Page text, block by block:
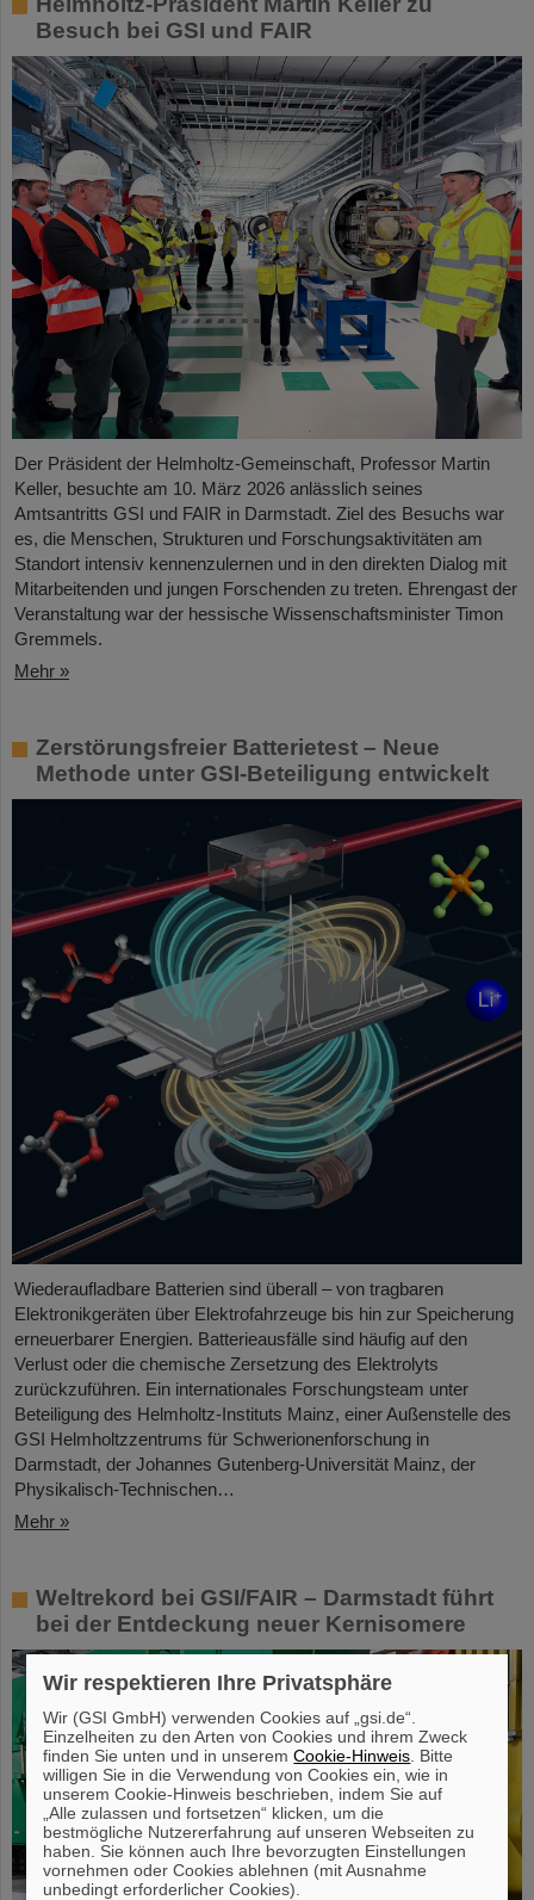
Besuch bei GSI und FAIR
Der Präsident der Helmholtz-Gemeinschaft, Professor Martin
Keller, besuchte am 10. März 2026 anlässlich seines
Amtsantritts GSI und FAIR in Darmstadt. Ziel des Besuchs war
es, die Menschen, Strukturen und Forschungsaktivitäten am
Standort intensiv kennenzulernen und in den direkten Dialog mit
Mitarbeitenden und jungen Forschenden zu treten. Ehrengast der
Veranstaltung war der hessische Wissenschaftsminister Timon
Gremmels.
Mehr »
Zerstörungsfreier Batterietest – Neue
Methode unter GSI-Beteiligung entwickelt
Wiederaufladbare Batterien sind überall – von tragbaren
Elektronikgeräten über Elektrofahrzeuge bis hin zur Speicherung
erneuerbarer Energien. Batterieausfälle sind häufig auf den
Verlust oder die chemische Zersetzung des Elektrolyts
zurückzuführen. Ein internationales Forschungsteam unter
Beteiligung des Helmholtz-Instituts Mainz, einer Außenstelle des
GSI Helmholtzzentrums für Schwerionenforschung in
Darmstadt, der Johannes Gutenberg-Universität Mainz, der
Physikalisch-Technischen…
Mehr »
Weltrekord bei GSI/FAIR – Darmstadt führt
bei der Entdeckung neuer Kernisomere
Wir respektieren Ihre Privatsphäre
Wir (GSI GmbH) verwenden Cookies auf „gsi.de“.
Einzelheiten zu den Arten von Cookies und ihrem Zweck
finden Sie unten und in unseremCookie-Hinweis . Bitte
willigen Sie in die Verwendung von Cookies ein, wie in
unserem Cookie-Hinweis beschrieben, indem Sie auf
„Alle zulassen und fortsetzen“ klicken, um die
bestmögliche Nutzererfahrung auf unseren Webseiten zu
haben. Sie können auch Ihre bevorzugten Einstellungen
vornehmen oder Cookies ablehnen (mit Ausnahme
unbedingt erforderlicher Cookies).